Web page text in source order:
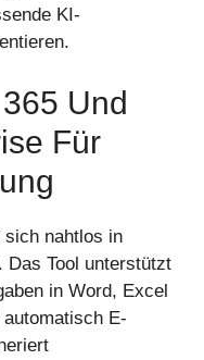
KI-
Und
Für
sich nahtlos in
Das Tool unterstützt
in Word, Excel
E-